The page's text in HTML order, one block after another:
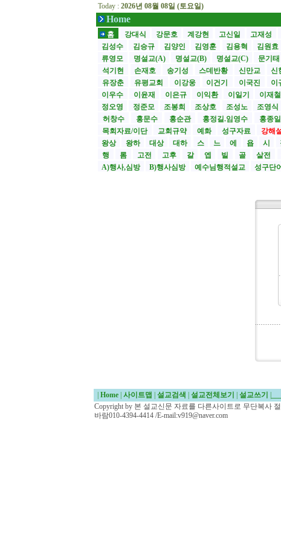
Today : 2026년 08월 08일 (토요일)
Home
홈
강대식 강문호 계강현 고신일 고재성
김성수
김승규 김양인 김영훈 김용혁 김원효
류영모
명설교(A) 명설교(B) 명설교(C) 문기태
석기현
손재호 송기성 스데반황 신만교 신
유장춘
유평교회 이강웅 이건기 이국진 이
이우수
이윤재 이은규 이익환 이일기 이재
정오영
정준모 조봉희 조상호 조성노 조영식
허창수
홍문수 홍순관 홍정길.임영수 홍종일
목회자료/이단
교회규약 예화 성구자료 강해
왕상
왕하 대상 대하 스 느 에 욥 시
행
롬 고전 고후 갈 엡 빌 골 살전
A)행사,심방
B)행사심방 예수님행적설교 성구단
Home 사이트맵 설교검색 설교전체보기 설교쓰기
Copyright by 본 설교신문 자료를 다른사이트로 무단복사
바람010-4394-4414 /E-mail:v919@naver.com